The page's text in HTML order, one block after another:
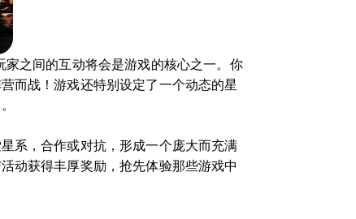
之间的互动将会是游戏的核心之一。你
而战！游戏还特别设定了一个动态的星
系，合作或对抗，形成一个庞大而充满
动获得丰厚奖励，抢先体验那些游戏中